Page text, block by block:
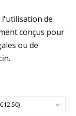
l'utilisation de
conçus pour
ou de